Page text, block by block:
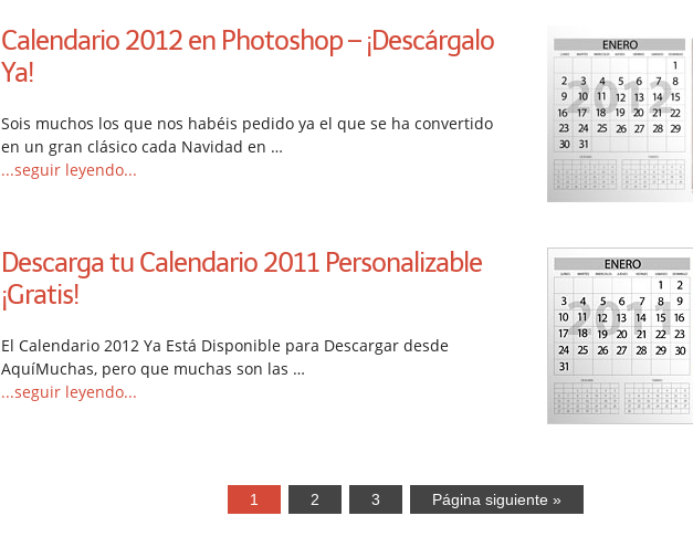
Calendario 2012 en Photoshop – ¡Descárgalo
Ya!
Sois muchos los que nos habéis pedido ya el que se ha convertido
en un gran clásico cada Navidad en …
...seguir leyendo...
Descarga tu Calendario 2011 Personalizable
¡Gratis!
El Calendario 2012 Ya Está Disponible para Descargar desde
AquíMuchas, pero que muchas son las …
...seguir leyendo...
1 2 3 Página siguiente »